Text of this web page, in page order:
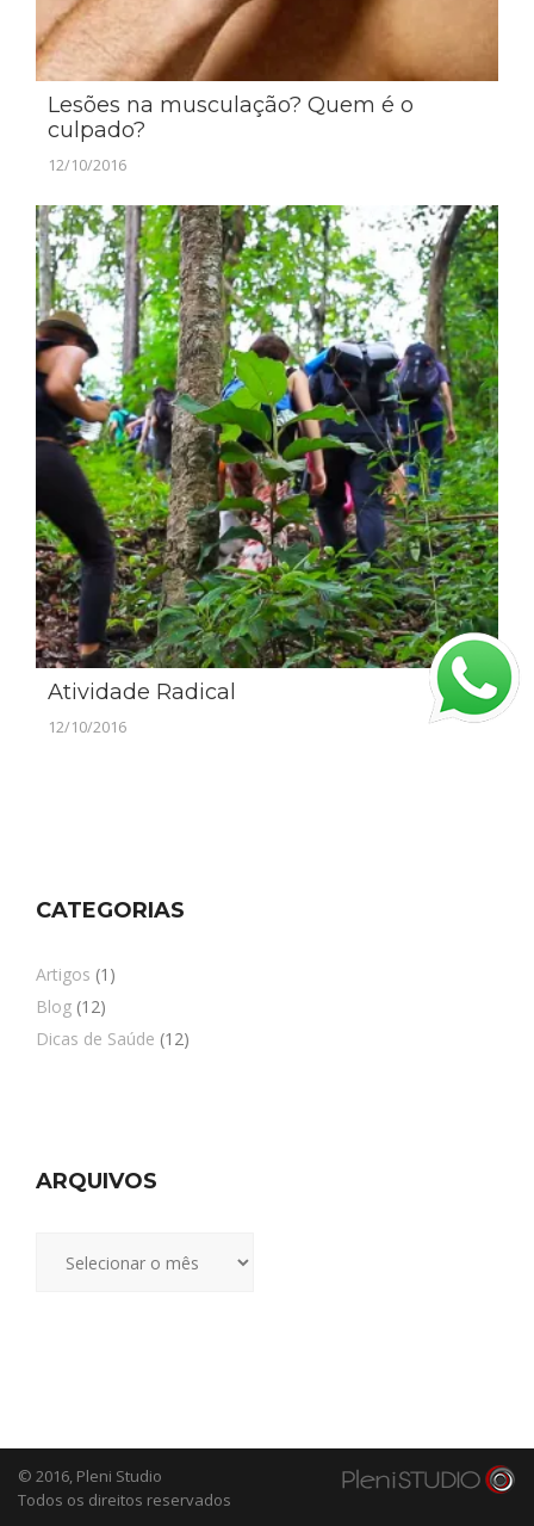
Lesões na musculação? Quem é o
culpado?
12/10/2016
Atividade Radical
12/10/2016
CATEGORIAS
Artigos (1)
Blog (12)
Dicas de Saúde (12)
ARQUIVOS
© 2016, Pleni Studio
Todos os direitos reservados